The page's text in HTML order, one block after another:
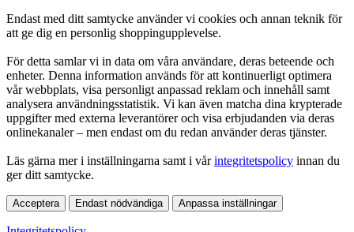
Endast med ditt samtycke använder vi cookies och annan teknik för
att ge dig en personlig shoppingupplevelse.
För detta samlar vi in data om våra användare, deras beteende och
enheter. Denna information används för att kontinuerligt optimera
vår webbplats, visa personligt anpassad reklam och innehåll samt
analysera användningsstatistik. Vi kan även matcha dina krypterade
uppgifter med externa leverantörer och visa erbjudanden via deras
onlinekanaler – men endast om du redan använder deras tjänster.
Läs gärna mer i inställningarna samt i vårintegritetspolicy innan du
ger ditt samtycke.
Acceptera Endast nödvändiga Anpassa inställningar